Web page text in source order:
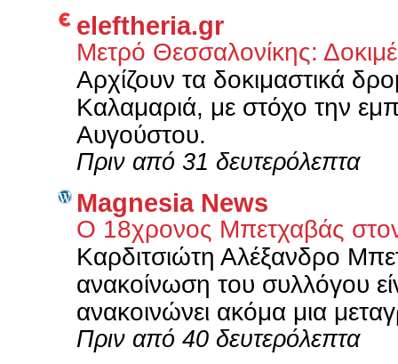
eleftheria.gr
Μετρό Θεσσαλονίκης:
Αρχίζουν τα δοκιμαστικά
Καλαμαριά, με στόχο την
Αυγούστου.
Πριν από 31 δευτερόλεπτα
Magnesia News
Ο 18χρονος Μπετχαβάς
Καρδιτσιώτη Αλέξανδρο
ανακοίνωση του συλλόγου
ανακοινώνει ακόμα μια
Πριν από 40 δευτερόλεπτα